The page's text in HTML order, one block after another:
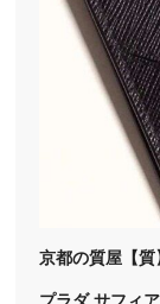
京都の質屋【質
プラダ サフィ